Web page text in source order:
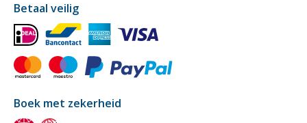
Betaal veilig
Boek met zekerheid